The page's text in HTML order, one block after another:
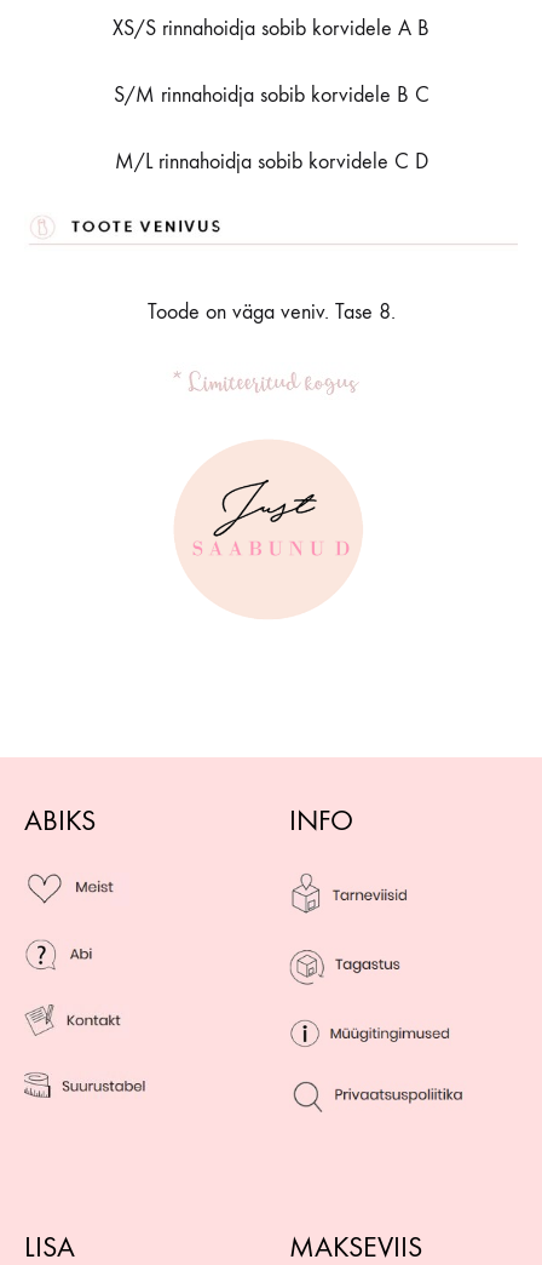
XS/S rinnahoidja sobib korvidele A B
S/M rinnahoidja sobib korvidele B C
M/L rinnahoidja sobib korvidele C D
Toode on väga veniv. Tase 8.
ABIKS INFO
LISA MAKSEVIIS